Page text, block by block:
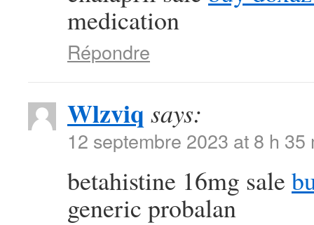
medication
Répondre
Wlzviq says:
12 septembre 2023 at 8 h 35
betahistine 16mg sale
generic probalan